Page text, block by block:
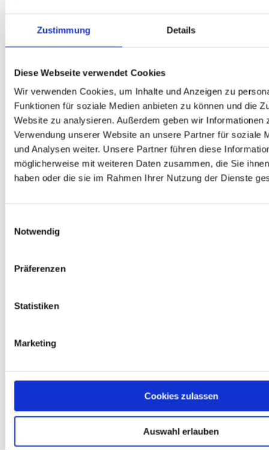
Zustimmung Details
Diese Webseite verwendet Cookies
Wir verwenden Cookies, um Inhalte und Anzeigen zu
Funktionen für soziale Medien anbieten zu können und die
Website zu analysieren. Außerdem geben wir Informationen
Verwendung unserer Website an unsere Partner für soziale
und Analysen weiter. Unsere Partner führen diese
möglicherweise mit weiteren Daten zusammen, die Sie
haben oder die sie im Rahmen Ihrer Nutzung der Dienste
Notwendig
Präferenzen
Statistiken
Marketing
Cookies zulassen
Auswahl erlauben
Jetzt mehr erfahren
Geschrieben von
Unser Redaktionsteam ist das Gesicht des
fachlicher Tiefe, journalistischem Anspruch
und einem echten Gespür für relevante